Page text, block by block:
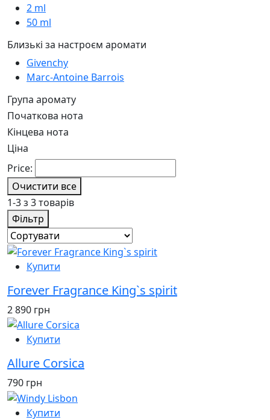
2 ml
50 ml
Близькі за настроєм аромати
Givenchy
Marc-Antoine Barrois
Група аромату
Початкова нота
Кінцева нота
Ціна
Price:
Очистити все
1-3 з 3 товарів
Фільтр
Купити
Forever Fragrance King`s spirit
2 890 грн
Купити
Allure Corsica
790 грн
Купити